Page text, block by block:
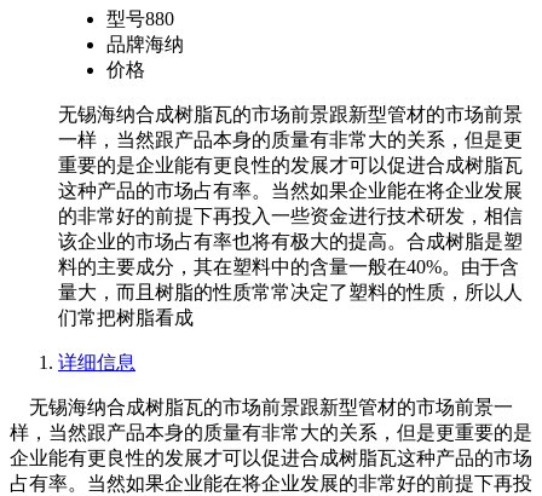
型号880
品牌海纳
价格
无锡海纳合成树脂瓦的市场前景跟新型管材的市场前景
一样，当然跟产品本身的质量有非常大的关系，但是更
重要的是企业能有更良性的发展才可以促进合成树脂瓦
这种产品的市场占有率。当然如果企业能在将企业发展
的非常好的前提下再投入一些资金进行技术研发，相信
该企业的市场占有率也将有极大的提高。合成树脂是塑
料的主要成分，其在塑料中的含量一般在40%。由于含
量大，而且树脂的性质常常决定了塑料的性质，所以人
们常把树脂看成
详细信息
无锡海纳合成树脂瓦的市场前景跟新型管材的市场前景一
样，当然跟产品本身的质量有非常大的关系，但是更重要的是
企业能有更良性的发展才可以促进合成树脂瓦这种产品的市场
占有率。当然如果企业能在将企业发展的非常好的前提下再投